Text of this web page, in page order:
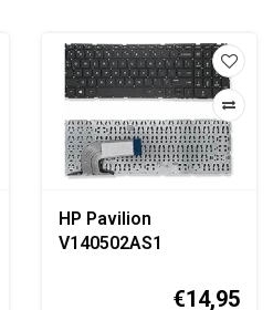
HP Pavilion
V140502AS1
€14,95